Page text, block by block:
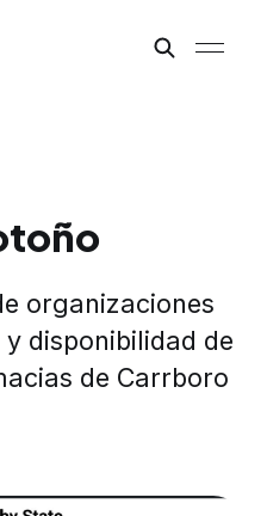
organizaciones
disponibilidad de
de Carrboro